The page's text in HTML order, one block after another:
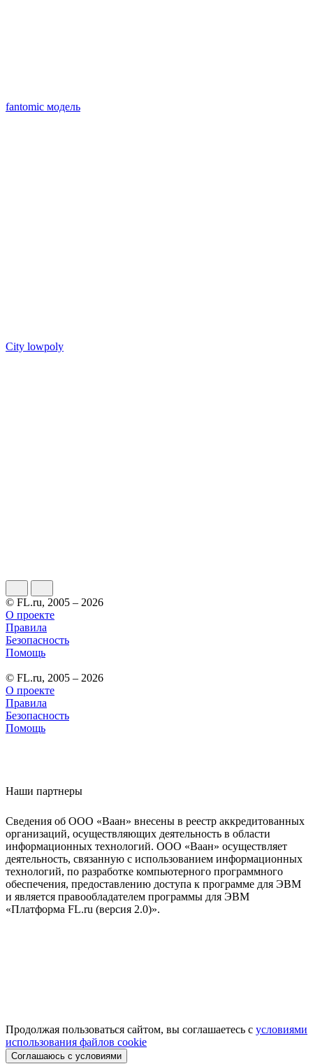
fantomic модель
City lowpoly
© FL.ru, 2005 – 2026
О проекте
Правила
Безопасность
Помощь
© FL.ru, 2005 – 2026
О проекте
Правила
Безопасность
Помощь
Наши партнеры
Сведения об ООО «Ваан» внесены в реестр аккредитованных
организаций, осуществляющих деятельность в области
информационных технологий. ООО «Ваан» осуществляет
деятельность, связанную с использованием информационных
технологий, по разработке компьютерного программного
обеспечения, предоставлению доступа к программе для ЭВМ
и является правообладателем программы для ЭВМ
«Платформа FL.ru (версия 2.0)».
Продолжая пользоваться сайтом, вы соглашаетесь с условиями
использования файлов cookie
Соглашаюсь с условиями